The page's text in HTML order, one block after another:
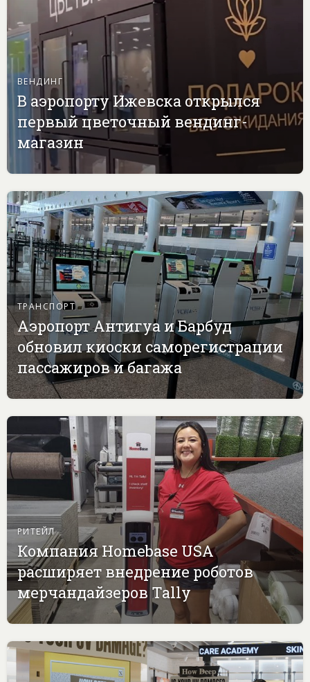
ВЕНДИНГ
В аэропорту Ижевска открылся
первый цветочный вендинг-
магазин
ТРАНСПОРТ
Аэропорт Антигуа и Барбуд
обновил киоски саморегистрации
пассажиров и багажа
РИТЕЙЛ
Компания Homebase USA
расширяет внедрение роботов
мерчандайзеров Tally